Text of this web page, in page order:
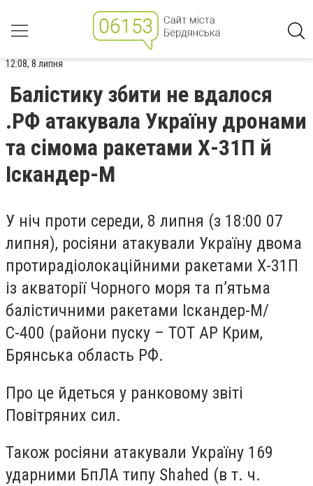
12:08, 8 липня
Балістику збити не вдалося
.РФ атакувала Україну дронами
та сімома ракетами Х-31П й
Іскандер-М
У ніч проти середи, 8 липня (з 18:00 07
липня), росіяни атакували Україну двома
протирадіолокаційними ракетами Х-31П
із акваторії Чорного моря та п’ятьма
балістичними ракетами Іскандер-М/
С-400 (райони пуску – ТОТ АР Крим,
Брянська область РФ.
Про це йдеться у ранковому звіті
Повітряних сил.
Також росіяни атакували Україну 169
ударними БпЛА типу Shahed (в т. ч.